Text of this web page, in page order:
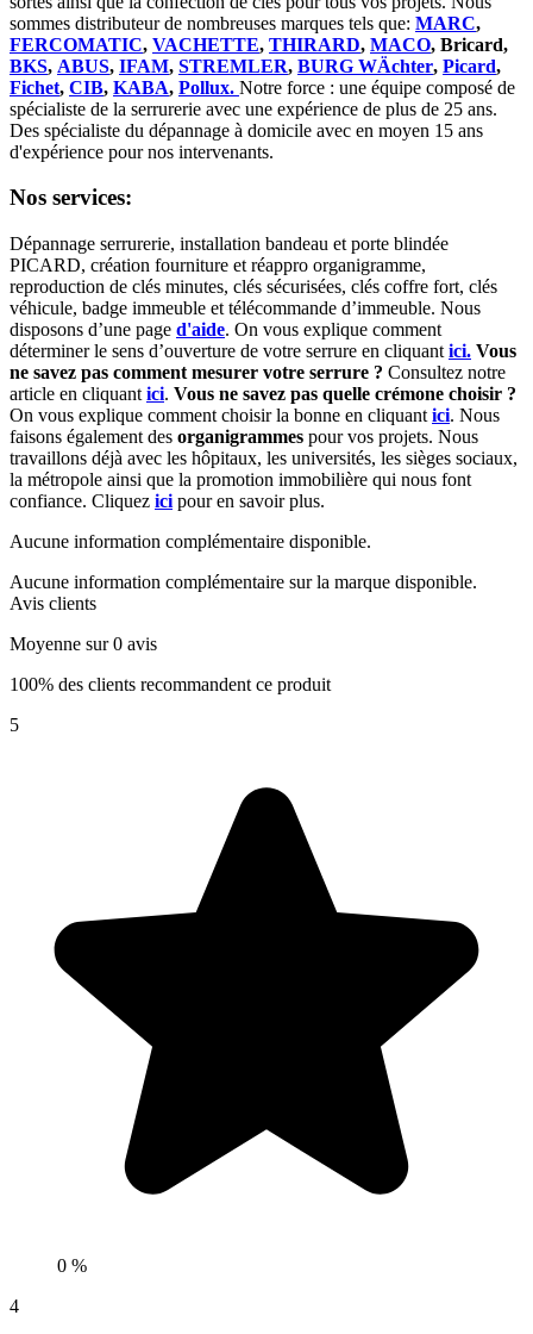
sommes distributeur de nombreuses marques tels que: MARC,
FERCOMATIC, VACHETTE, THIRARD, MACO, Bricard,
BKS, ABUS, IFAM, STREMLER, BURG WÄchter, Picard,
Fichet, CIB, KABA, Pollux. Notre force : une équipe composé de
spécialiste de la serrurerie avec une expérience de plus de 25 ans.
Des spécialiste du dépannage à domicile avec en moyen 15 ans
d'expérience pour nos intervenants.
Nos services:
Dépannage serrurerie, installation bandeau et porte blindée
PICARD, création fourniture et réappro organigramme,
reproduction de clés minutes, clés sécurisées, clés coffre fort, clés
véhicule, badge immeuble et télécommande d’immeuble. Nous
disposons d’une page d'aide. On vous explique comment
déterminer le sens d’ouverture de votre serrure en cliquant ici. Vous
ne savez pas comment mesurer votre serrure ? Consultez notre
article en cliquant ici. Vous ne savez pas quelle crémone choisir ?
On vous explique comment choisir la bonne en cliquant ici. Nous
faisons également des organigrammes pour vos projets. Nous
travaillons déjà avec les hôpitaux, les universités, les sièges sociaux,
la métropole ainsi que la promotion immobilière qui nous font
confiance. Cliquez ici pour en savoir plus.
Aucune information complémentaire disponible.
Aucune information complémentaire sur la marque disponible.
Avis clients
Moyenne sur 0 avis
100% des clients recommandent ce produit
5
0 %
4